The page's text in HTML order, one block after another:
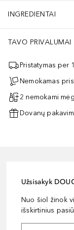
INGREDIENTAI
TAVO PRIVALUMAI
Pristatymas per
Nemokamas
2 nemokami
Dovanų
Užsisakyk
Nuo šiol žinok
išskirtinius